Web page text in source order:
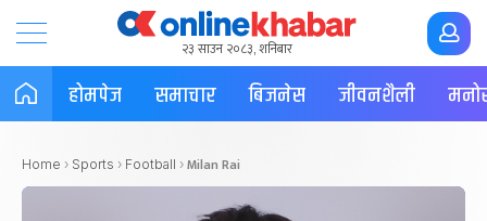
२३ साउन २०८३, शनिबार
होमपेज समाचार बिजनेस जीवनशैली
Home › Sports › Football › Milan Rai